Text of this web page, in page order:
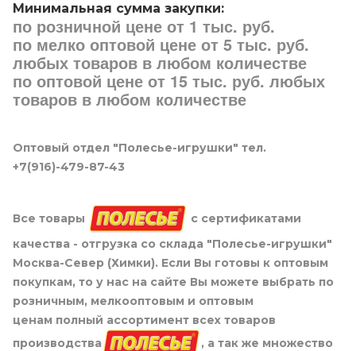
Минимальная сумма закупки:
по розничной цене от 1 тыс. руб.
по мелко оптовой цене от 5 тыс. руб.
любых товаров в любом количестве
по оптовой цене от 15 тыс. руб. любых
товаров в любом количестве
Оптовый отдел "Полесье-игрушки" тел.
+7(916)-479-87-43
Все товары
с сертификатами
качества - отгрузка со склада "Полесье-игрушки"
Москва-Север (Химки). Если Вы готовы к оптовым
покупкам, то у нас на сайте Вы можете выбрать по
розничным, мелкооптовым и оптовым
ценам полный ассортимент всех товаров
производства
, а так же множество